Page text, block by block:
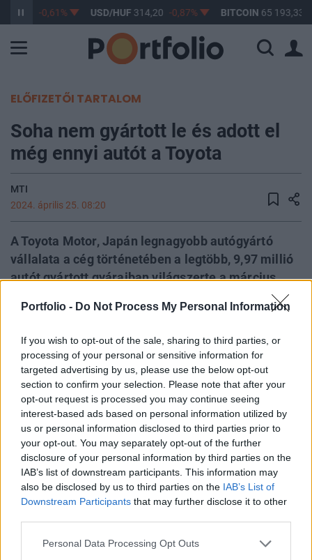
Portfolio - Do Not Process My Personal Information
If you wish to opt-out of the sale, sharing to third parties, or
processing of your personal or sensitive information for
targeted advertising by us, please use the below opt-out
section to confirm your selection. Please note that after your
opt-out request is processed you may continue seeing
interest-based ads based on personal information utilized by
us or personal information disclosed to third parties prior to
your opt-out. You may separately opt-out of the further
disclosure of your personal information by third parties on the
IAB’s list of downstream participants. This information may
also be disclosed by us to third parties on the IAB’s List of
Downstream Participants that may further disclose it to other
Personal Data Processing Opt Outs
363,17 -0,61% USD/HUF 314,20 -0,87% BITCOIN 65 193,33
ELŐFIZETŐI TARTALOM
Soha nem gyártott le és adott el
még ennyi autót a Toyota
MTI
2024. április 25. 08:20
A Toyota Motor, Japán legnagyobb autógyártó
vállalata a cég történetében a legtöbb, 9,97 millió
autót gyártott gyáraiban világszerte a március
vállalat honlapján megjelent éves jelentésben.
Az autógyártás ugyan 9,2 százalékkal nőtt éves
összevetésben, de nem sikerült teljesítenie azt a tervet,
hogy 10,1 millió járművet állítson elő. A Toyota a 2023-as
pénzügyi évben több mint 10,31 millió járművet adott el
világszerte, ami szintén a legtöbb a cég fennállása óta. Az
értékesítés 7,3 százalékkal múlta felül az egy évvel
korábbit. A Toyota szerint...
KEDVES OLVASÓNK!
regisztrációhoz kötött.